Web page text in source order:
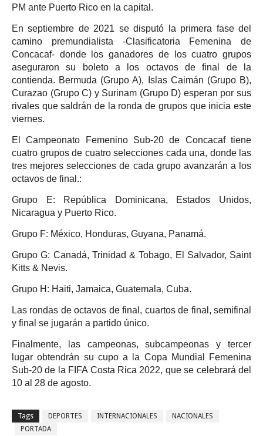
PM ante Puerto Rico en la capital.
En septiembre de 2021 se disputó la primera fase del
camino premundialista -Clasificatoria Femenina de
Concacaf- donde los ganadores de los cuatro grupos
aseguraron su boleto a los octavos de final de la
contienda. Bermuda (Grupo A), Islas Caimán (Grupo B),
Curazao (Grupo C) y Surinam (Grupo D) esperan por sus
rivales que saldrán de la ronda de grupos que inicia este
viernes.
El Campeonato Femenino Sub-20 de Concacaf tiene
cuatro grupos de cuatro selecciones cada una, donde las
tres mejores selecciones de cada grupo avanzarán a los
octavos de final.:
Grupo E: República Dominicana, Estados Unidos,
Nicaragua y Puerto Rico.
Grupo F: México, Honduras, Guyana, Panamá.
Grupo G: Canadá, Trinidad & Tobago, El Salvador, Saint
Kitts & Nevis.
Grupo H: Haiti, Jamaica, Guatemala, Cuba.
Las rondas de octavos de final, cuartos de final, semifinal
y final se jugarán a partido único.
Finalmente, las campeonas, subcampeonas y tercer
lugar obtendrán su cupo a la Copa Mundial Femenina
Sub-20 de la FIFA Costa Rica 2022, que se celebrará del
10 al 28 de agosto.
Tags DEPORTES INTERNACIONALES
NACIONALES
PORTADA